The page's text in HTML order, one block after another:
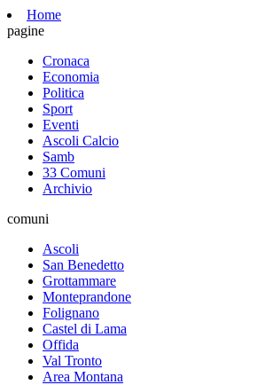
Home
pagine
Cronaca
Economia
Politica
Sport
Eventi
Ascoli Calcio
Samb
33 Comuni
Archivio
comuni
Ascoli
San Benedetto
Grottammare
Monteprandone
Folignano
Castel di Lama
Offida
Val Tronto
Area Montana